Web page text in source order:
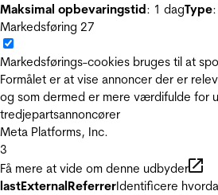
Maksimal opbevaringstid: 1 dagType
Markedsføring 27
Markedsførings-cookies bruges til at
Formålet er at vise annoncer der er
og som dermed er mere værdifulde for
tredjepartsannoncører
Meta Platforms, Inc.
3
Få mere at vide om denne udbyder
lastExternalReferrerIdentificere